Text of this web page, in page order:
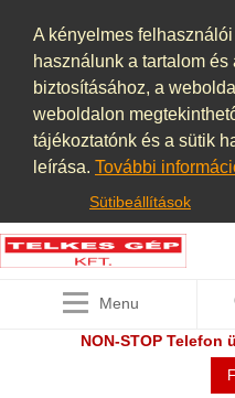
A kényelmes
használunk a tartalom
biztosításához, a
weboldalon
tájékoztatónk és a sütik
leírása. További
Sütibeállítások
Menu
NON-STOP Telefon
GYORSKAPU
HAJTÓMŰVEK
(9)
HIDRAULIKA (33)
HIDROCIKLON
HOMOGENIZÁTOR
HŰTÉS,